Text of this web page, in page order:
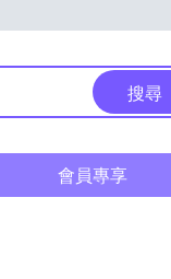
搜尋
會員專享